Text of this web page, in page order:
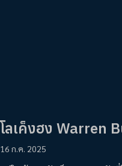
โลเค็งฮง Warren
16 ก.ค. 2025